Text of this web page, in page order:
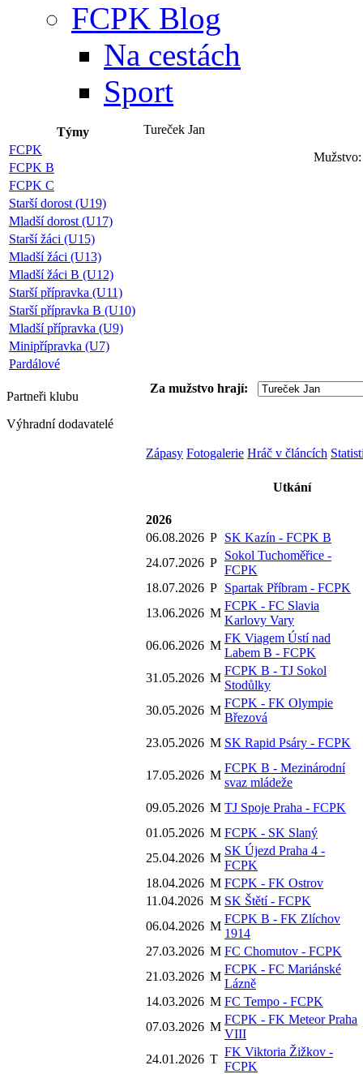
FCPK Blog
Na cestách
Sport
Týmy
FCPK
FCPK B
FCPK C
Starší dorost (U19)
Mladší dorost (U17)
Starší žáci (U15)
Mladší žáci (U13)
Mladší žáci B (U12)
Starší přípravka (U11)
Starší přípravka B (U10)
Mladší přípravka (U9)
Minipřípravka (U7)
Pardálové
Partneři klubu
Výhradní dodavatelé
Tureček Jan
Mužstvo:
Za mužstvo hrají:
Zápasy Fotogalerie Hráč v článcích
Utkání
2026
06.08.2026 P SK Kazín - FCPK B
24.07.2026 P
Sokol Tuchoměřice -
FCPK
18.07.2026 P Spartak Příbram - FCPK
13.06.2026 M
FCPK - FC Slavia
Karlovy Vary
06.06.2026 M
FK Viagem Ústí nad
Labem B - FCPK
31.05.2026 M
FCPK B - TJ Sokol
Stodůlky
30.05.2026 M
FCPK - FK Olympie
Březová
23.05.2026 M SK Rapid Psáry - FCPK
17.05.2026 M
FCPK B - Mezinárodní
svaz mládeže
09.05.2026 M TJ Spoje Praha - FCPK
01.05.2026 M FCPK - SK Slaný
25.04.2026 M
SK Újezd Praha 4 -
FCPK
18.04.2026 M FCPK - FK Ostrov
11.04.2026 M SK Štětí - FCPK
06.04.2026 M
FCPK B - FK Zlíchov
1914
27.03.2026 M FC Chomutov - FCPK
21.03.2026 M
FCPK - FC Mariánské
Lázně
14.03.2026 M FC Tempo - FCPK
07.03.2026 M
FCPK - FK Meteor Praha
VIII
24.01.2026 T
FK Viktoria Žižkov -
FCPK